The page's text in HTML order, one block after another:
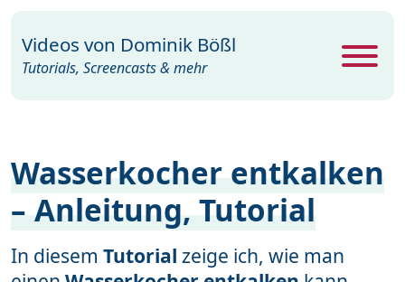
Wasserkocher entkalken
– Anleitung, Tutorial
In diesem Tutorial zeige ich, wie man
Videos von Dominik Bößl
Tutorials, Screencasts & mehr
Excel
Photoshop
Premiere